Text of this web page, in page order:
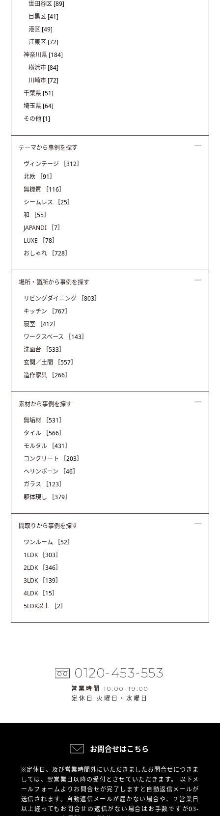
世田谷区 [89]
目黒区 [41]
港区 [49]
江東区 [72]
神奈川県 [184]
横浜市 [84]
川崎市 [72]
千葉県 [51]
埼玉県 [64]
その他 [1]
テーマから事例を探す
ヴィンテージ
［312］
北欧
［91］
無機質
［116］
シームレス
［25］
和
［55］
JAPANDI
［7］
LUXE
［78］
おしゃれ
［728］
場所・箇所から事例を探す
リビングダイニング
［803］
キッチン
［767］
寝室
［412］
ワークスペース
［143］
洗面台
［533］
玄関／土間
［557］
造作家具
［266］
素材から事例を探す
無垢材
［531］
タイル
［566］
モルタル
［431］
コンクリート
［203］
ヘリンボーン
［46］
ガラス
［123］
躯体現し
［379］
間取りから事例を探す
ワンルーム
［52］
1LDK
［303］
2LDK
［346］
3LDK
［139］
4LDK
［15］
5LDK以上
［2］
0120-453-553
営業時間 10:00-19:00
定休日 火曜日・水曜日
お問合せはこちら
※定休日、及び営業時間外にいただきましたお問合せにつきま
しては、翌営業日以降の受付とさせていただきます。 以下メ
ールフォームよりお問合せが完了しますと自動返信メールが
送信されます。自動返信メールが届かない場合や、
２営業日
以上経ってもお問合せの返信がない場合はお手数ですが03-